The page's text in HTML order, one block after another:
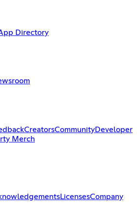
Directory
CreatorsCommunityDeveloper
Merch
LicensesCompany